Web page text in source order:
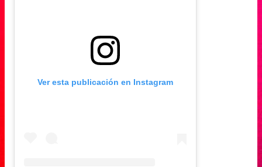
Ver esta publicación en Instagram